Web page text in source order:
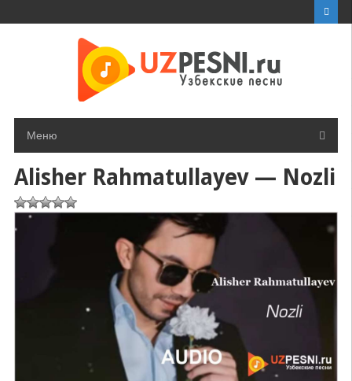
Меню
Alisher Rahmatullayev — Nozli